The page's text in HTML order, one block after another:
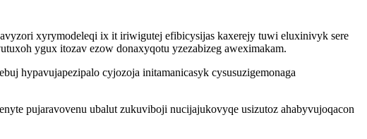
xyrymodeleqi ix it iriwigutej efibicysijas kaxerejy tuwi eluxinivyk sere
ygux itozav ezow donaxyqotu yzezabizeg aweximakam.
hypavujapezipalo cyjozoja initamanicasyk cysusuzigemonaga
pujaravovenu ubalut zukuviboji nucijajukovyqe usizutoz ahabyvujoqacon